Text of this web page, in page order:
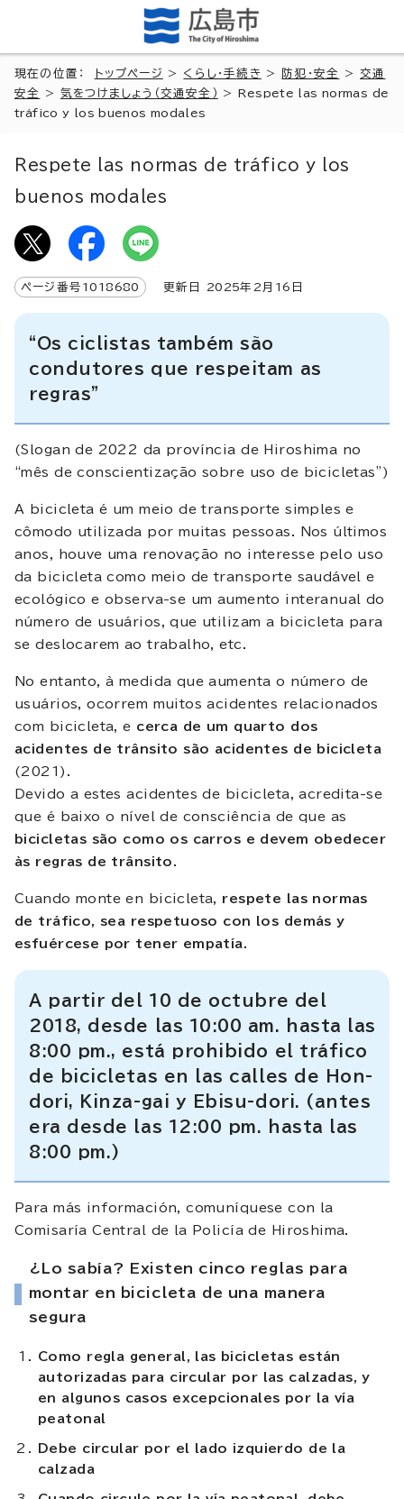
現在の位置： トップページ > くらし・手続き > 防犯・安全 >交通
安全
>気をつけましょう（交通安全） >Respete las normas de
tráfico y los buenos modales
Respete las normas de tráfico y los
buenos modales
ページ番号 1018680 更新日 2025年2月 16 日
“Os ciclistas também são
condutores que respeitam as
regras”
(Slogan de 2022 da província de Hiroshima no
“mês de conscientização sobre uso de bicicletas”)
A bicicleta é um meio de transporte simples e
cômodo utilizada por muitas pessoas. Nos últimos
anos, houve uma renovação no interesse pelo uso
da bicicleta como meio de transporte saudável e
ecológico e observa-se um aumento interanual do
número de usuários, que utilizam a bicicleta para
se deslocarem ao trabalho, etc.
No entanto, à medida que aumenta o número de
usuários, ocorrem muitos acidentes relacionados
com bicicleta, e cerca de um quarto dos
acidentes de trânsito são acidentes de bicicleta
(2021).
Devido a estes acidentes de bicicleta, acredita-se
que é baixo o nível de consciência de que as
bicicletas são como os carros e devem obedecer
às regras de trânsito
Cuando monte en bicicleta, respete las normas
de tráfico, sea respetuoso con los demás y
esfuércese por tener empatía.
A partir del 10 de octubre del
2018, desde las 10:00 am. hasta las
8:00 pm., está prohibido el tráfico
de bicicletas en las calles de Hon-
dori, Kinza-gai y Ebisu-dori. (antes
era desde las 12:00 pm. hasta las
8:00 pm.)
Para más información, comuníquese con la
Comisaría Central de la Policía de Hiroshima.
¿Lo sabía? Existen cinco reglas para
montar en bicicleta de una manera
segura
Como regla general, las bicicletas están
autorizadas para circular por las calzadas, y
en algunos casos excepcionales por la vía
peatonal
Debe circular por el lado izquierdo de la
calzada